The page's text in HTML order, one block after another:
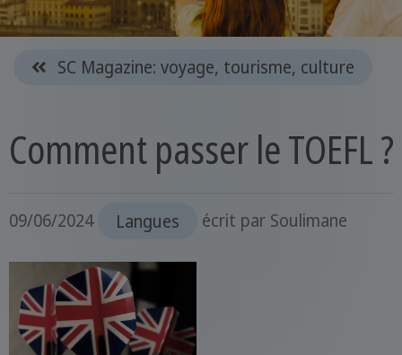
SC Magazine: voyage, tourisme, culture
Comment passer le TOEFL ?
09/06/2024 Langues écrit par Soulimane